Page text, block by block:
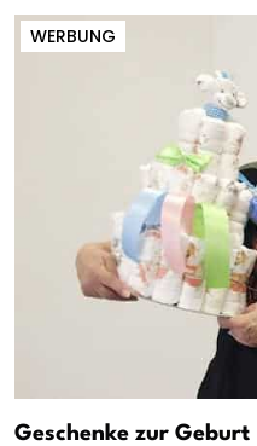
WERBUNG
Geschenke zur